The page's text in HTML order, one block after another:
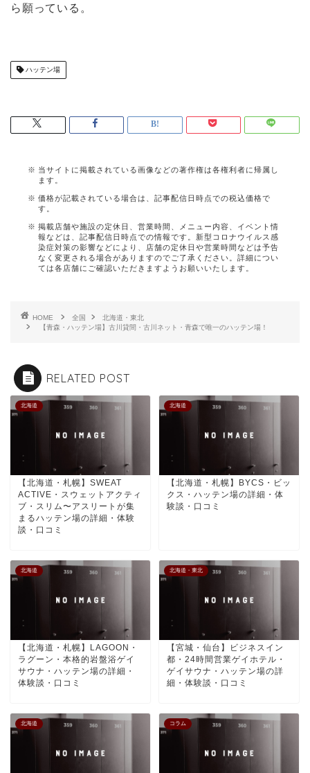
ら願っている。
ハッテン場
当サイトに掲載されている画像などの著作権は各権利者に帰属し
ます。
価格が記載されている場合は、記事配信日時点での税込価格で
す。
掲載店舗や施設の定休日、営業時間、メニュー内容、イベント情
報などは、記事配信日時点での情報です。新型コロナウイルス感
染症対策の影響などにより、店舗の定休日や営業時間などは予告
なく変更される場合がありますのでご了承ください。詳細につい
ては各店舗にご確認いただきますようお願いいたします。
HOME 全国
北海道・東北
【青森・ハッテン場】古川貸間・古川ネット・青森で唯一のハッテン場！
RELATED POST
北海道
【北海道・札幌】SWEAT
ACTIVE・スウェットアクティ
ブ・スリム〜アスリートが集
まるハッテン場の詳細・体験
談・口コミ
北海道
【北海道・札幌】BYCS・ビッ
クス・ハッテン場の詳細・体
験談・口コミ
北海道
【北海道・札幌】LAGOON・
ラグーン・本格的岩盤浴ゲイ
サウナ・ハッテン場の詳細・
体験談・口コミ
北海道・東北
【宮城・仙台】ビジネスイン
都・24時間営業ゲイホテル・
ゲイサウナ・ハッテン場の詳
細・体験談・口コミ
北海道 コラム